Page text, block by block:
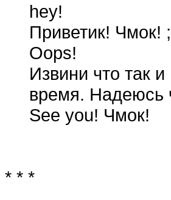
hey!
Приветик! Чмок!
Oops!
Извини что так
время. Надеюсь
See you! Чмок!
* * *